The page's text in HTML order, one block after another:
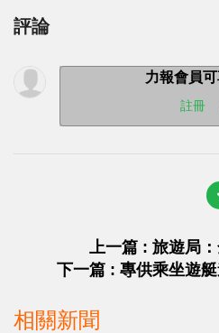
評論
力報會員
註冊
上一篇 : 旅遊局
下一篇 : 專供乘坐遊
相關新聞